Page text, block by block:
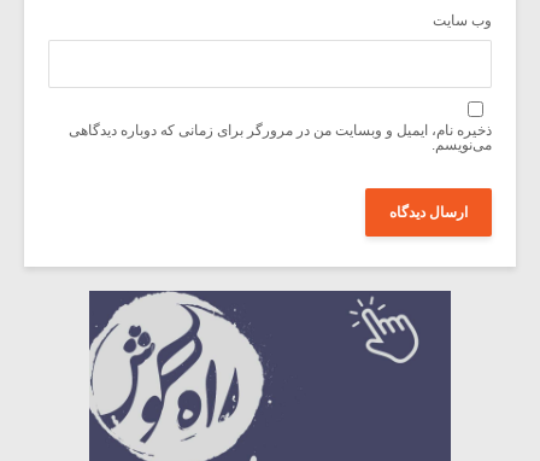
وب‌ سایت
ذخیره نام، ایمیل و وبسایت من در مرورگر برای زمانی که دوباره دیدگاهی
می‌نویسم.